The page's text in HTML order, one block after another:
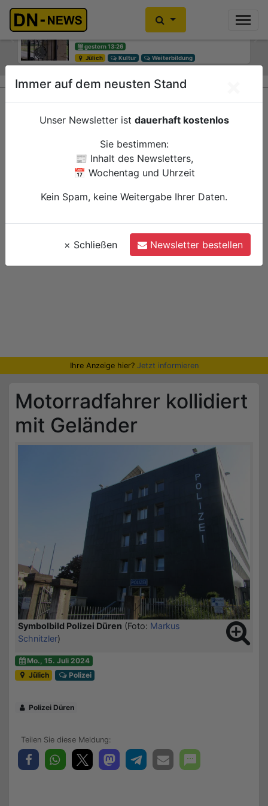
Diskussionen um Villa Buth:
Erinnerungsort oder Abriss?
gestern 13:26
Jülich
Kultur Weiterbildung
Einbrecher im Kleiderschrank
gefunden
gestern 10:30
Düren
Polizei
Previous
Ihre Anzeige hier? Jetzt informieren
Motorradfahrer kollidiert
mit Geländer
Symbolbild Polizei Düren (Foto: Markus
Schnitzler)
Mo., 15. Juli 2024
Jülich
Polizei
Polizei Düren
Immer auf dem neusten Stand
Unser Newsletter ist dauerhaft kostenlos
Sie bestimmen:
📰 Inhalt des Newsletters,
📅 Wochentag und Uhrzeit
Kein Spam, keine Weitergabe Ihrer Daten.
× Schließen Newsletter bestellen